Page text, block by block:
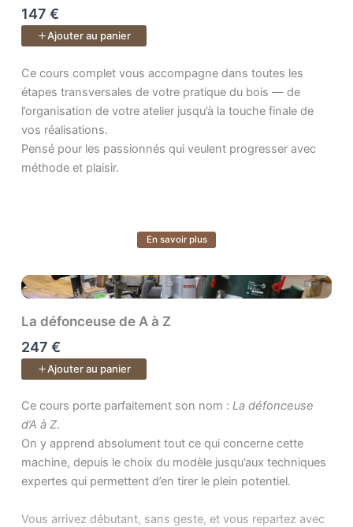
147 €
Ajouter au panier
Ce cours complet vous accompagne dans toutes les étapes
Ce cours complet vous accompagne dans toutes les
étapes transversales de votre pratique du bois — de
l’organisation de votre atelier jusqu’à la touche finale de
vos réalisations.
Pensé pour les passionnés qui veulent progresser avec
méthode et plaisir.
Transformez votre atelier en un lieu fonctionnel, sûr et
organiser vos postes de travail et tirer le meilleur parti de
votre espace, quel que soit sa taille ou votre budget.
Conception — Donnez vie à vos idées
Apprenez à concevoir et modéliser vos projets. Vous
fabrication.
Bois — Comprenez la matière vivante
Faites du bois votre meilleur allié. Apprenez à choisir les
En savoir plus
La défonceuse de A à Z
247 €
Ajouter au panier
Ce cours porte parfaitement son nom : . On y apprend
Ce cours porte parfaitement son nom :La défonceuse
d’A à Z.
On y apprend absolument tout ce qui concerne cette
machine, depuis le choix du modèle jusqu’aux techniques
expertes qui permettent d’en tirer le plein potentiel.
Vous arrivez débutant, sans geste, et vous repartez avec